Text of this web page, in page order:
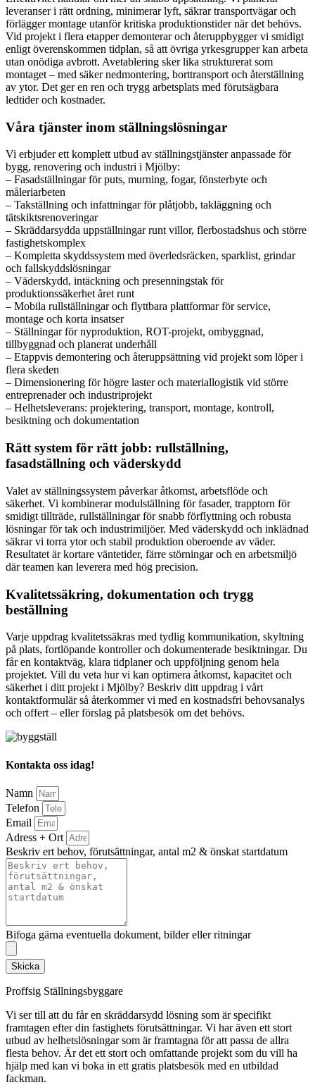
leveranser i rätt ordning, minimerar lyft, säkrar transportvägar och
förlägger montage utanför kritiska produktionstider när det behövs.
Vid projekt i flera etapper demonterar och återuppbygger vi smidigt
enligt överenskommen tidplan, så att övriga yrkesgrupper kan arbeta
utan onödiga avbrott. Avetablering sker lika strukturerat som
montaget – med säker nedmontering, borttransport och återställning
av ytor. Det ger en ren och trygg arbetsplats med förutsägbara
ledtider och kostnader.
Våra tjänster inom ställningslösningar
Vi erbjuder ett komplett utbud av ställningstjänster anpassade för
bygg, renovering och industri i Mjölby:
– Fasadställningar för puts, murning, fogar, fönsterbyte och
måleriarbeten
– Takställning och infattningar för plåtjobb, takläggning och
tätskiktsrenoveringar
– Skräddarsydda uppställningar runt villor, flerbostadshus och större
fastighetskomplex
– Kompletta skyddssystem med överledsräcken, sparklist, grindar
och fallskyddslösningar
– Väderskydd, intäckning och presenningstak för
produktionssäkerhet året runt
– Mobila rullställningar och flyttbara plattformar för service,
montage och korta insatser
– Ställningar för nyproduktion, ROT-projekt, ombyggnad,
tillbyggnad och planerat underhåll
– Etappvis demontering och återuppsättning vid projekt som löper i
flera skeden
– Dimensionering för högre laster och materiallogistik vid större
entreprenader och industriprojekt
– Helhetsleverans: projektering, transport, montage, kontroll,
besiktning och dokumentation
Rätt system för rätt jobb: rullställning,
fasadställning och väderskydd
Valet av ställningssystem påverkar åtkomst, arbetsflöde och
säkerhet. Vi kombinerar modulställning för fasader, trapptorn för
smidigt tillträde, rullställningar för snabb förflyttning och robusta
lösningar för tak och industrimiljöer. Med väderskydd och inklädnad
säkrar vi torra ytor och stabil produktion oberoende av väder.
Resultatet är kortare väntetider, färre störningar och en arbetsmiljö
där teamen kan leverera med hög precision.
Kvalitetssäkring, dokumentation och trygg
beställning
Varje uppdrag kvalitetssäkras med tydlig kommunikation, skyltning
på plats, fortlöpande kontroller och dokumenterade besiktningar. Du
får en kontaktväg, klara tidplaner och uppföljning genom hela
projektet. Vill du veta hur vi kan optimera åtkomst, kapacitet och
säkerhet i ditt projekt i Mjölby? Beskriv ditt uppdrag i vårt
kontaktformulär så återkommer vi med en kostnadsfri behovsanalys
och offert – eller förslag på platsbesök om det behövs.
Kontakta oss idag!
Namn
Telefon
Email
Adress + Ort
Beskriv ert behov, förutsättningar, antal m2 & önskat startdatum
Bifoga gärna eventuella dokument, bilder eller ritningar
Skicka
Proffsig Ställningsbyggare
Vi ser till att du får en skräddarsydd lösning som är specifikt
framtagen efter din fastighets förutsättningar. Vi har även ett stort
utbud av helhetslösningar som är framtagna för att passa de allra
flesta behov. Är det ett stort och omfattande projekt som du vill ha
hjälp med kan vi boka in ett gratis platsbesök med en utbildad
fackman.